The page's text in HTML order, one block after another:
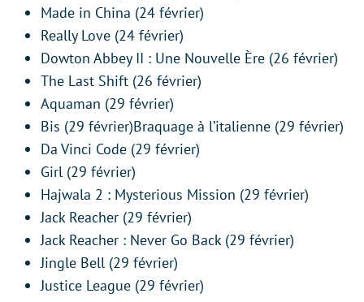
Made in China (24 février)
Really Love (24 février)
Dowton Abbey II : Une Nouvelle Ère (26 février)
The Last Shift (26 février)
Aquaman (29 février)
Bis (29 février)Braquage à l’italienne (29 février)
Da Vinci Code (29 février)
Girl (29 février)
Hajwala 2 : Mysterious Mission (29 février)
Jack Reacher (29 février)
Jack Reacher : Never Go Back (29 février)
Jingle Bell (29 février)
Justice League (29 février)